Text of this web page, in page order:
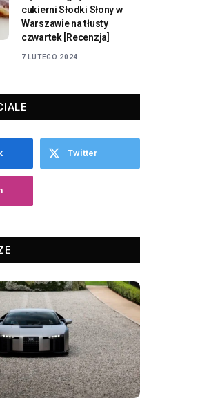
cukierni Słodki Słony w
Warszawie na tłusty
czwartek [Recenzja]
7 LUTEGO 2024
Twitter